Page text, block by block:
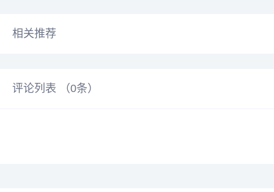
相关推荐
评论列表 （0条）